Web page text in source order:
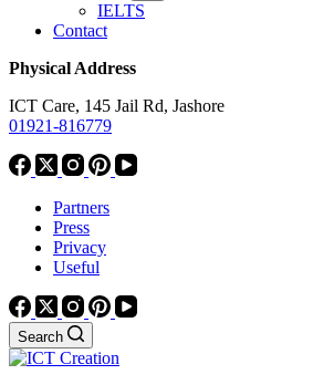
IELTS
Contact
Physical Address
ICT Care, 145 Jail Rd, Jashore
01921-816779
Partners
Press
Privacy
Useful
Search